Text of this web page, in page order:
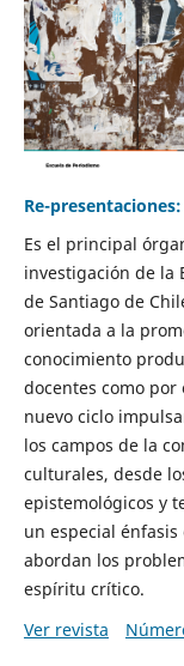
Re-
Es el principal
investigación de la
de Santiago de
orientada a la
conocimiento
docentes como por
nuevo ciclo
los campos de la
culturales, desde
epistemológicos y
un especial
abordan los
espíritu crítico.
Ver revista